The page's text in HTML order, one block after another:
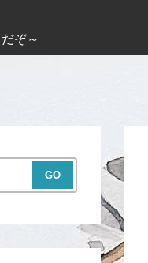
ぞ～